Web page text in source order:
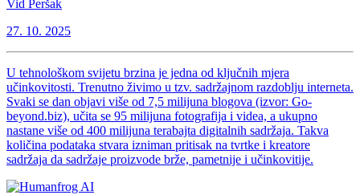
Vid Peršak
27. 10. 2025
U tehnološkom svijetu brzina je jedna od ključnih mjera
učinkovitosti. Trenutno živimo u tzv. sadržajnom razdoblju interneta.
Svaki se dan objavi više od 7,5 milijuna blogova (izvor: Go-
beyond.biz), učita se 95 milijuna fotografija i videa, a ukupno
nastane više od 400 milijuna terabajta digitalnih sadržaja. Takva
količina podataka stvara izniman pritisak na tvrtke i kreatore
sadržaja da sadržaje proizvode brže, pametnije i učinkovitije.